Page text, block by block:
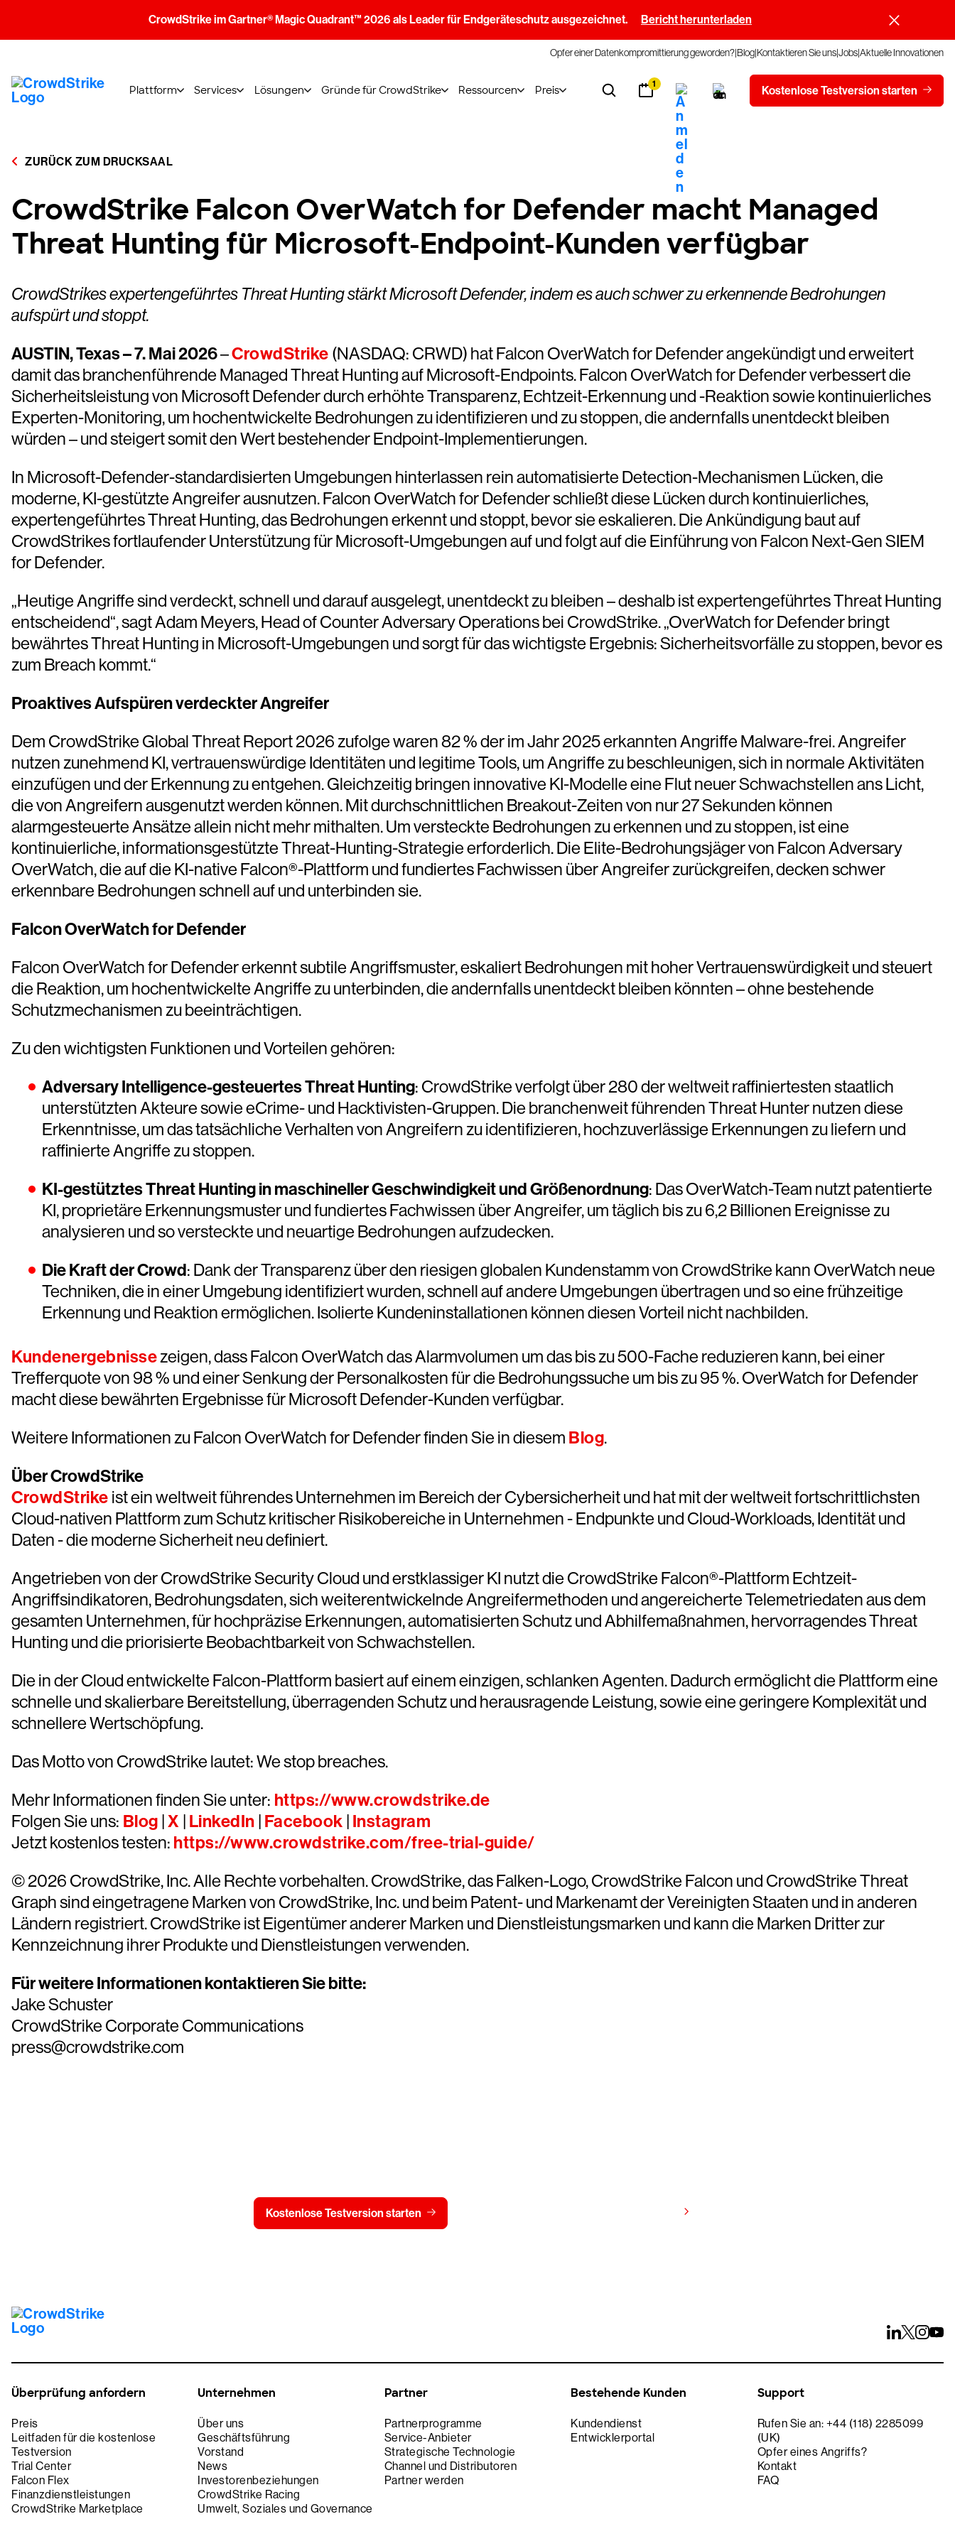
CrowdStrike im Gartner® Magic Quadrant™ 2026 als Leader für Endgeräteschutz ausgezeichnet. Bericht herunterladen
Opfer einer Datenkompromittierung geworden?BlogKontaktieren Sie unsJobsAktuelle Innovationen
Plattform Services Lösungen Gründe für CrowdStrike Ressourcen Preis 1 Kostenlose Testversion starten
ZURÜCK ZUM DRUCKSAAL
CrowdStrike Falcon OverWatch for Defender macht Managed
Threat Hunting für Microsoft-Endpoint-Kunden verfügbar
CrowdStrikes expertengeführtes Threat Hunting stärkt Microsoft Defender, indem es auch schwer zu erkennende Bedrohungen
aufspürt und stoppt.
AUSTIN, Texas – 7. Mai 2026–CrowdStrike (NASDAQ: CRWD) hat Falcon OverWatch for Defender angekündigt und erweitert
damit das branchenführende Managed Threat Hunting auf Microsoft-Endpoints. Falcon OverWatch for Defender verbessert die
Sicherheitsleistung von Microsoft Defender durch erhöhte Transparenz, Echtzeit-Erkennung und -Reaktion sowie kontinuierliches
Experten-Monitoring, um hochentwickelte Bedrohungen zu identifizieren und zu stoppen, die andernfalls unentdeckt bleiben
würden – und steigert somit den Wert bestehender Endpoint-Implementierungen.
In Microsoft-Defender-standardisierten Umgebungen hinterlassen rein automatisierte Detection-Mechanismen Lücken, die
moderne, KI-gestützte Angreifer ausnutzen. Falcon OverWatch for Defender schließt diese Lücken durch kontinuierliches,
expertengeführtes Threat Hunting, das Bedrohungen erkennt und stoppt, bevor sie eskalieren. Die Ankündigung baut auf
CrowdStrikes fortlaufender Unterstützung für Microsoft-Umgebungen auf und folgt auf die Einführung von Falcon Next-Gen SIEM
for Defender.
„Heutige Angriffe sind verdeckt, schnell und darauf ausgelegt, unentdeckt zu bleiben – deshalb ist expertengeführtes Threat Hunting
entscheidend“, sagt Adam Meyers, Head of Counter Adversary Operations bei CrowdStrike. „OverWatch for Defender bringt
bewährtes Threat Hunting in Microsoft-Umgebungen und sorgt für das wichtigste Ergebnis: Sicherheitsvorfälle zu stoppen, bevor es
zum Breach kommt.“
Proaktives Aufspüren verdeckter Angreifer
Dem CrowdStrike Global Threat Report 2026 zufolge waren 82 % der im Jahr 2025 erkannten Angriffe Malware-frei. Angreifer
nutzen zunehmend KI, vertrauenswürdige Identitäten und legitime Tools, um Angriffe zu beschleunigen, sich in normale Aktivitäten
einzufügen und der Erkennung zu entgehen. Gleichzeitig bringen innovative KI-Modelle eine Flut neuer Schwachstellen ans Licht,
die von Angreifern ausgenutzt werden können. Mit durchschnittlichen Breakout-Zeiten von nur 27 Sekunden können
alarmgesteuerte Ansätze allein nicht mehr mithalten. Um versteckte Bedrohungen zu erkennen und zu stoppen, ist eine
kontinuierliche, informationsgestützte Threat-Hunting-Strategie erforderlich. Die Elite-Bedrohungsjäger von Falcon Adversary
OverWatch, die auf die KI-native Falcon®-Plattform und fundiertes Fachwissen über Angreifer zurückgreifen, decken schwer
erkennbare Bedrohungen schnell auf und unterbinden sie.
Falcon OverWatch for Defender
Falcon OverWatch for Defender erkennt subtile Angriffsmuster, eskaliert Bedrohungen mit hoher Vertrauenswürdigkeit und steuert
die Reaktion, um hochentwickelte Angriffe zu unterbinden, die andernfalls unentdeckt bleiben könnten – ohne bestehende
Schutzmechanismen zu beeinträchtigen.
Zu den wichtigsten Funktionen und Vorteilen gehören:
Adversary Intelligence-gesteuertes Threat Hunting: CrowdStrike verfolgt über 280 der weltweit raffiniertesten staatlich
unterstützten Akteure sowie eCrime- und Hacktivisten-Gruppen. Die branchenweit führenden Threat Hunter nutzen diese
Erkenntnisse, um das tatsächliche Verhalten von Angreifern zu identifizieren, hochzuverlässige Erkennungen zu liefern und
raffinierte Angriffe zu stoppen.
KI-gestütztes Threat Hunting in maschineller Geschwindigkeit und Größenordnung: Das OverWatch-Team nutzt patentierte
KI, proprietäre Erkennungsmuster und fundiertes Fachwissen über Angreifer, um täglich bis zu 6,2 Billionen Ereignisse zu
analysieren und so versteckte und neuartige Bedrohungen aufzudecken.
Die Kraft der Crowd: Dank der Transparenz über den riesigen globalen Kundenstamm von CrowdStrike kann OverWatch neue
Techniken, die in einer Umgebung identifiziert wurden, schnell auf andere Umgebungen übertragen und so eine frühzeitige
Erkennung und Reaktion ermöglichen. Isolierte Kundeninstallationen können diesen Vorteil nicht nachbilden.
Kundenergebnissezeigen, dass Falcon OverWatch das Alarmvolumen um das bis zu 500-Fache reduzieren kann, bei einer
Trefferquote von 98 % und einer Senkung der Personalkosten für die Bedrohungssuche um bis zu 95 %. OverWatch for Defender
macht diese bewährten Ergebnisse für Microsoft Defender-Kunden verfügbar.
Weitere Informationen zu Falcon OverWatch for Defender finden Sie in diesem Blog.
Über CrowdStrike
CrowdStrike ist ein weltweit führendes Unternehmen im Bereich der Cybersicherheit und hat mit der weltweit fortschrittlichsten
Cloud-nativen Plattform zum Schutz kritischer Risikobereiche in Unternehmen - Endpunkte und Cloud-Workloads, Identität und
Daten - die moderne Sicherheit neu definiert.
Angetrieben von der CrowdStrike Security Cloud und erstklassiger KI nutzt die CrowdStrike Falcon®-Plattform Echtzeit-
Angriffsindikatoren, Bedrohungsdaten, sich weiterentwickelnde Angreifermethoden und angereicherte Telemetriedaten aus dem
gesamten Unternehmen, für hochpräzise Erkennungen, automatisierten Schutz und Abhilfemaßnahmen, hervorragendes Threat
Hunting und die priorisierte Beobachtbarkeit von Schwachstellen.
Die in der Cloud entwickelte Falcon-Plattform basiert auf einem einzigen, schlanken Agenten. Dadurch ermöglicht die Plattform eine
schnelle und skalierbare Bereitstellung, überragenden Schutz und herausragende Leistung, sowie eine geringere Komplexität und
schnellere Wertschöpfung.
Das Motto von CrowdStrike lautet: We stop breaches.
Mehr Informationen finden Sie unter: https://www.crowdstrike.de
Folgen Sie uns: Blog X LinkedIn Facebook Instagram
Jetzt kostenlos testen: https://www.crowdstrike.com/free-trial-guide/
© 2026 CrowdStrike, Inc. Alle Rechte vorbehalten. CrowdStrike, das Falken-Logo, CrowdStrike Falcon und CrowdStrike Threat
Graph sind eingetragene Marken von CrowdStrike, Inc. und beim Patent- und Markenamt der Vereinigten Staaten und in anderen
Ländern registriert. CrowdStrike ist Eigentümer anderer Marken und Dienstleistungsmarken und kann die Marken Dritter zur
Kennzeichnung ihrer Produkte und Dienstleistungen verwenden.
Für weitere Informationen kontaktieren Sie bitte:
Jake Schuster
CrowdStrike Corporate Communications
press@crowdstrike.com
Kostenlose Testversion starten
Überprüfung anfordern
Preis
Leitfaden für die kostenlose
Testversion
Trial Center
Falcon Flex
Finanzdienstleistungen
CrowdStrike Marketplace
Unternehmen
Über uns
Geschäftsführung
Vorstand
News
Investorenbeziehungen
CrowdStrike Racing
Umwelt, Soziales und Governance
Partner
Partnerprogramme
Service-Anbieter
Strategische Technologie
Channel und Distributoren
Partner werden
Bestehende Kunden
Kundendienst
Entwicklerportal
Support
Rufen Sie an: +44 (118) 2285099
(UK)
Opfer eines Angriffs?
Kontakt
FAQ